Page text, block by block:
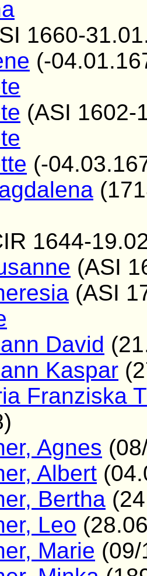
1660-
(-
(ASI 1602-
(-
1644-
(ASI
(ASI
David
Kaspar
Franziska
Agnes
Albert
Bertha
Leo
Marie